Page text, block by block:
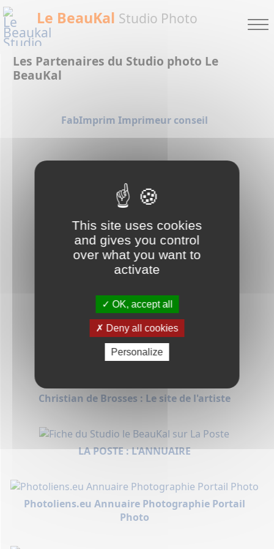
Le BeauKal Studio Photo
Les Partenaires du Studio photo Le
BeauKal
FabImprim Imprimeur conseil
ErliKa : Modèle Photo
PRONTO PRO
OBJECTIF BASTILLE MATERIEL PHOTO
Christian de Brosses : Le site de l'artiste
LA POSTE : L'ANNUAIRE
Photoliens.eu Annuaire Photographie Portail
Photo
This site uses cookies
and gives you control
over what you want to
activate
OK, accept all
Deny all cookies
Personalize